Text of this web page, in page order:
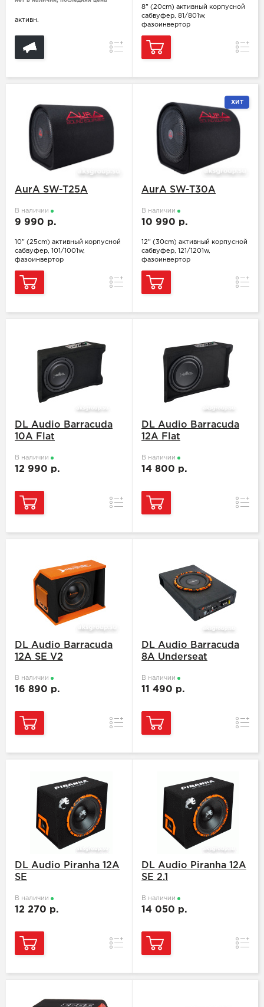
активн.
Сравнение
8" (20cm) активный корпусной
сабвуфер, 81/801w,
фазоинвертор
AurA SW-T25A
В наличии
9 990 р.
10" (25cm) активный корпусной
сабвуфер, 101/1001w,
фазоинвертор
Сравнение
ХИТ
AurA SW-T30A
В наличии
10 990 р.
12" (30cm) активный корпусной
сабвуфер, 121/1201w,
фазоинвертор
DL Audio Barracuda
10A Flat
В наличии
12 990 р.
Сравнение
DL Audio Barracuda
12A Flat
В наличии
14 800 р.
DL Audio Barracuda
12A SE V2
В наличии
16 890 р.
Сравнение
DL Audio Barracuda
8A Underseat
В наличии
11 490 р.
DL Audio Piranha 12A
SE
В наличии
12 270 р.
Сравнение
DL Audio Piranha 12A
SE 2.1
В наличии
14 050 р.